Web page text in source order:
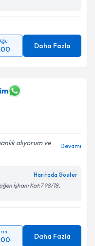
Daha Fazla
alıyorum ve
Devamı
Haritada Göster
İşhanı Kat:7 98/18,
Daha Fazla